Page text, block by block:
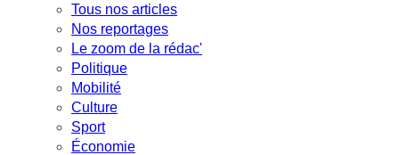
Tous nos articles
Nos reportages
Le zoom de la rédac'
Politique
Mobilité
Culture
Sport
Économie